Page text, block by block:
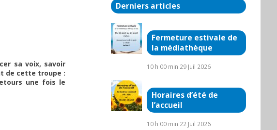
sa voix, savoir
de cette troupe :
une fois le
Derniers articles
Fermeture estivale de
la médiathèque
10 h 00 min 29 Juil 2026
Horaires d’été de
l’accueil
10 h 00 min 22 Juil 2026